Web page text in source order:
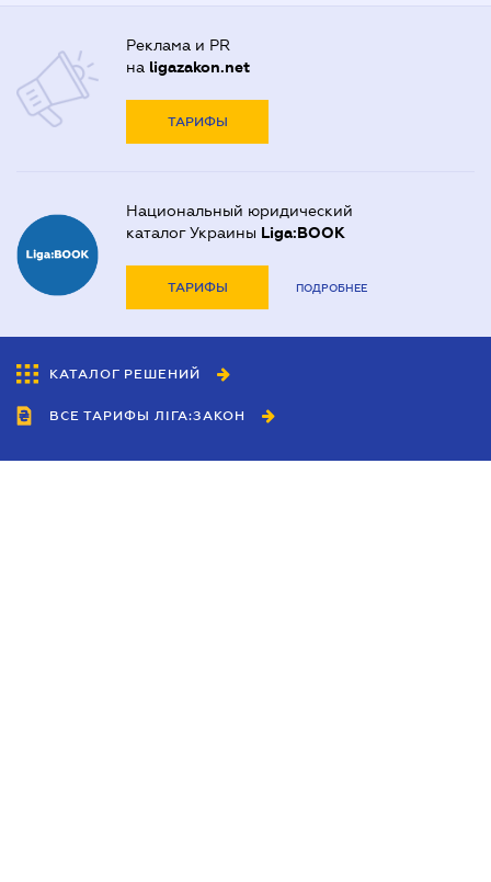
Реклама и PR
на ligazakon.net
ТАРИФЫ
Национальный юридический
каталог Украины Liga:BOOK
ТАРИФЫ ПОДРОБНЕЕ
КАТАЛОГ РЕШЕНИЙ
ВСЕ ТАРИФЫ ЛІГА:ЗАКОН